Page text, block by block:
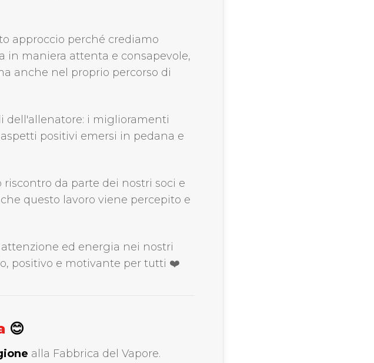
approccio perché crediamo
maniera attenta e consapevole,
anche nel proprio percorso di
dell'allenatore: i miglioramenti
positivi emersi in pedana e
da parte dei nostri soci e
questo lavoro viene percepito e
ed energia nei nostri
positivo e motivante per tutti ❤️
😊
alla Fabbrica del Vapore.